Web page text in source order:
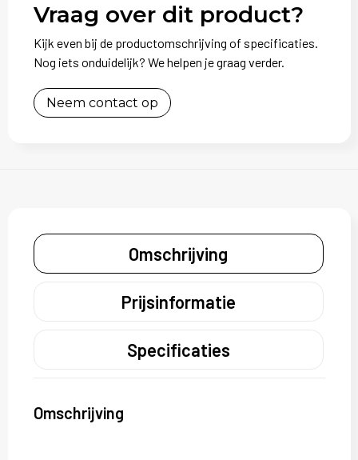
Vraag over dit product?
Kijk even bij de productomschrijving of specificaties.
Nog iets onduidelijk? We helpen je graag verder.
Neem contact op
Omschrijving
Prijsinformatie
Specificaties
Omschrijving